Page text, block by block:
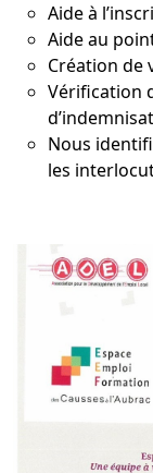
Aide à
Aide au
Création de
Vérification
Nous
les